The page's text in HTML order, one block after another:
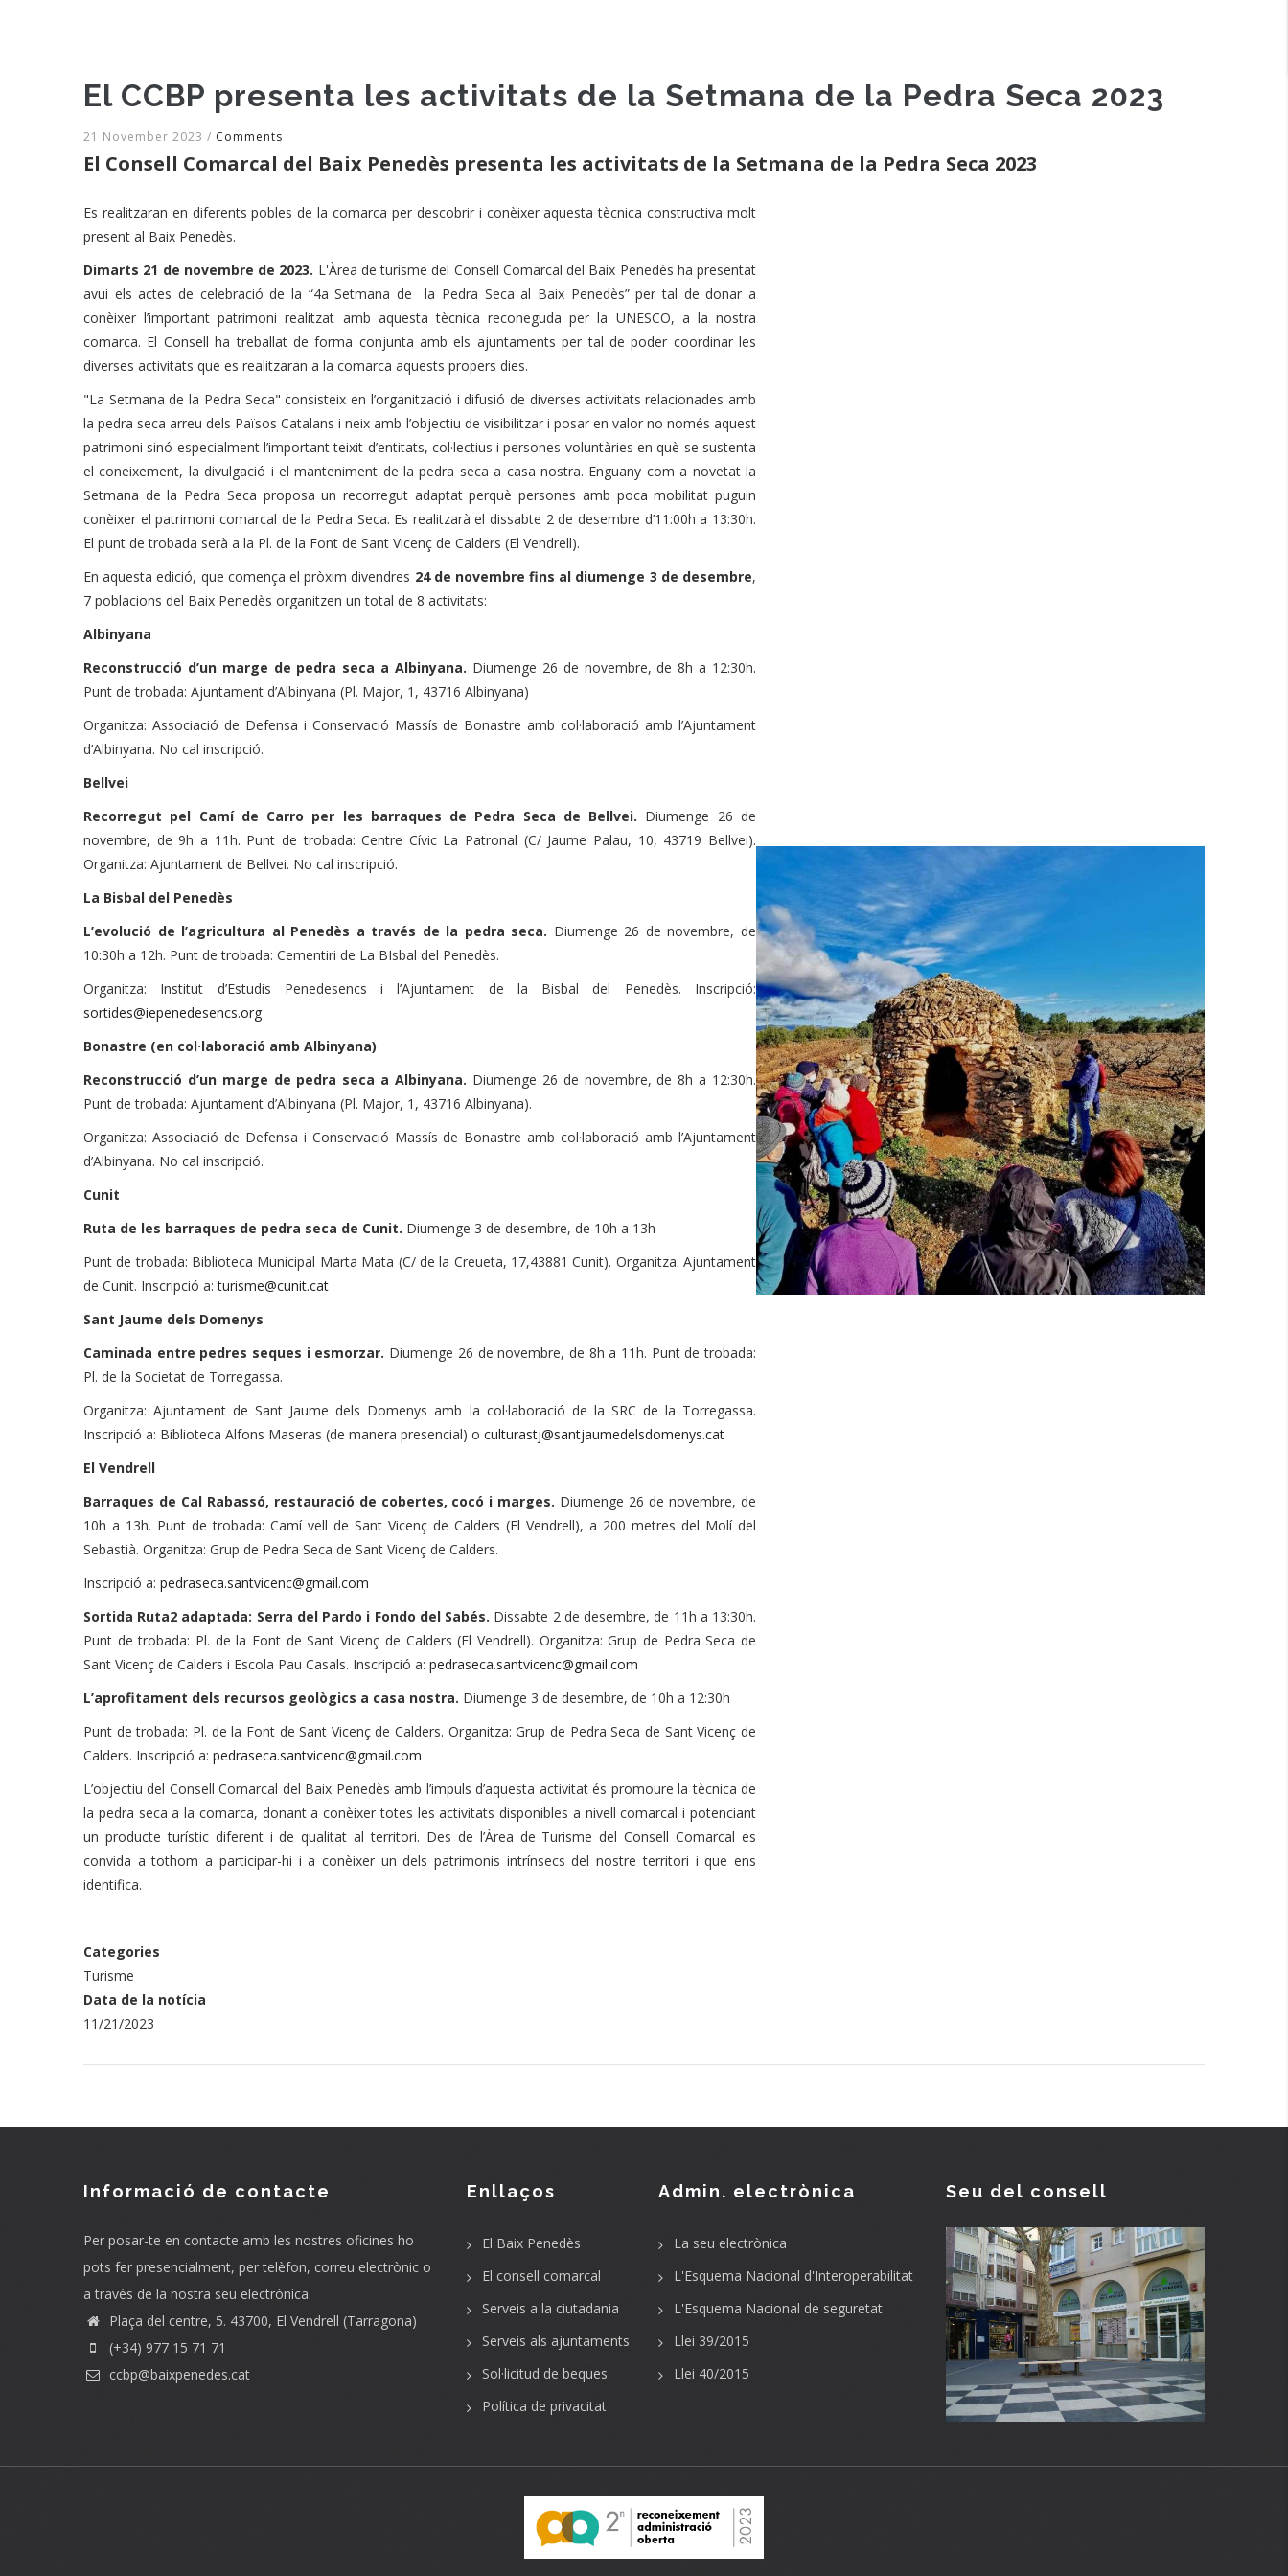
El CCBP presenta les activitats de la Setmana de la Pedra Seca 2023
21 November 2023 / Comments
El Consell Comarcal del Baix Penedès presenta les activitats de la Setmana de la Pedra Seca 2023
Es realitzaran en diferents pobles de la comarca per descobrir i conèixer aquesta tècnica constructiva molt
present al Baix Penedès.
Dimarts 21 de novembre de 2023. L'Àrea de turisme del Consell Comarcal del Baix Penedès ha presentat
avui els actes de celebració de la “4a Setmana de la Pedra Seca al Baix Penedès” per tal de donar a
conèixer l’important patrimoni realitzat amb aquesta tècnica reconeguda per la UNESCO, a la nostra
comarca. El Consell ha treballat de forma conjunta amb els ajuntaments per tal de poder coordinar les
diverses activitats que es realitzaran a la comarca aquests propers dies.
"La Setmana de la Pedra Seca" consisteix en l’organització i difusió de diverses activitats relacionades amb
la pedra seca arreu dels Països Catalans i neix amb l’objectiu de visibilitzar i posar en valor no només aquest
patrimoni sinó especialment l’important teixit d’entitats, col·lectius i persones voluntàries en què se sustenta
el coneixement, la divulgació i el manteniment de la pedra seca a casa nostra. Enguany com a novetat la
Setmana de la Pedra Seca proposa un recorregut adaptat perquè persones amb poca mobilitat puguin
conèixer el patrimoni comarcal de la Pedra Seca. Es realitzarà el dissabte 2 de desembre d’11:00h a 13:30h.
El punt de trobada serà a la Pl. de la Font de Sant Vicenç de Calders (El Vendrell).
En aquesta edició, que comença el pròxim divendres 24 de novembre fins al diumenge 3 de desembre,
7 poblacions del Baix Penedès organitzen un total de 8 activitats:
Albinyana
Reconstrucció d’un marge de pedra seca a Albinyana. Diumenge 26 de novembre, de 8h a 12:30h.
Punt de trobada: Ajuntament d’Albinyana (Pl. Major, 1, 43716 Albinyana)
Organitza: Associació de Defensa i Conservació Massís de Bonastre amb col·laboració amb l’Ajuntament
d’Albinyana. No cal inscripció.
Bellvei
Recorregut pel Camí de Carro per les barraques de Pedra Seca de Bellvei. Diumenge 26 de
novembre, de 9h a 11h. Punt de trobada: Centre Cívic La Patronal (C/ Jaume Palau, 10, 43719 Bellvei).
Organitza: Ajuntament de Bellvei. No cal inscripció.
La Bisbal del Penedès
L’evolució de l’agricultura al Penedès a través de la pedra seca. Diumenge 26 de novembre, de
10:30h a 12h. Punt de trobada: Cementiri de La BIsbal del Penedès.
Organitza: Institut d’Estudis Penedesencs i l’Ajuntament de la Bisbal del Penedès. Inscripció:
sortides@iepenedesencs.org
Bonastre (en col·laboració amb Albinyana)
Reconstrucció d’un marge de pedra seca a Albinyana. Diumenge 26 de novembre, de 8h a 12:30h.
Punt de trobada: Ajuntament d’Albinyana (Pl. Major, 1, 43716 Albinyana).
Organitza: Associació de Defensa i Conservació Massís de Bonastre amb col·laboració amb l’Ajuntament
d’Albinyana. No cal inscripció.
Cunit
Ruta de les barraques de pedra seca de Cunit. Diumenge 3 de desembre, de 10h a 13h
Punt de trobada: Biblioteca Municipal Marta Mata (C/ de la Creueta, 17,43881 Cunit). Organitza: Ajuntament
de Cunit. Inscripció a:turisme@cunit.cat
Sant Jaume dels Domenys
Caminada entre pedres seques i esmorzar. Diumenge 26 de novembre, de 8h a 11h. Punt de trobada:
Pl. de la Societat de Torregassa.
Organitza: Ajuntament de Sant Jaume dels Domenys amb la col·laboració de la SRC de la Torregassa.
Inscripció a: Biblioteca Alfons Maseras (de manera presencial) o culturastj@santjaumedelsdomenys.cat
El Vendrell
Barraques de Cal Rabassó, restauració de cobertes, cocó i marges. Diumenge 26 de novembre, de
10h a 13h. Punt de trobada: Camí vell de Sant Vicenç de Calders (El Vendrell), a 200 metres del Molí del
Sebastià. Organitza: Grup de Pedra Seca de Sant Vicenç de Calders.
Inscripció a: pedraseca.santvicenc@gmail.com
Sortida Ruta2 adaptada: Serra del Pardo i Fondo del Sabés. Dissabte 2 de desembre, de 11h a 13:30h.
Punt de trobada: Pl. de la Font de Sant Vicenç de Calders (El Vendrell). Organitza: Grup de Pedra Seca de
Sant Vicenç de Calders i Escola Pau Casals. Inscripció a: pedraseca.santvicenc@gmail.com
L’aprofitament dels recursos geològics a casa nostra. Diumenge 3 de desembre, de 10h a 12:30h
Punt de trobada: Pl. de la Font de Sant Vicenç de Calders. Organitza: Grup de Pedra Seca de Sant Vicenç de
Calders. Inscripció a: pedraseca.santvicenc@gmail.com
L’objectiu del Consell Comarcal del Baix Penedès amb l’impuls d’aquesta activitat és promoure la tècnica de
la pedra seca a la comarca, donant a conèixer totes les activitats disponibles a nivell comarcal i potenciant
un producte turístic diferent i de qualitat al territori. Des de l’Àrea de Turisme del Consell Comarcal es
convida a tothom a participar-hi i a conèixer un dels patrimonis intrínsecs del nostre territori i que ens
identifica.
Categories
Turisme
Data de la notícia
11/21/2023
Informació de contacte
Per posar-te en contacte amb les nostres oficines ho
pots fer presencialment, per telèfon, correu electrònic o
a través de la nostra seu electrònica.
Plaça del centre, 5. 43700, El Vendrell (Tarragona)
(+34) 977 15 71 71
ccbp@baixpenedes.cat
Enllaços
El Baix Penedès
El consell comarcal
Serveis a la ciutadania
Serveis als ajuntaments
Sol·licitud de beques
Política de privacitat
Admin. electrònica
La seu electrònica
L'Esquema Nacional d'Interoperabilitat
L'Esquema Nacional de seguretat
Llei 39/2015
Llei 40/2015
Seu del consell